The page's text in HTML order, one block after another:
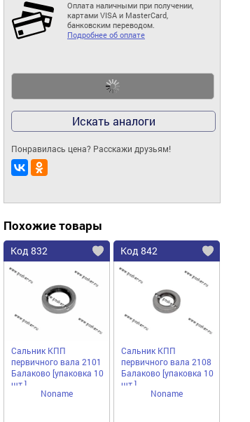
Оплата наличными при получении,
картами VISA и MasterCard,
банковским переводом.
Подробнее об оплате
Искать аналоги
Понравилась цена? Расскажи друзьям!
Похожие товары
Код 832
Сальник КПП
первичного вала 2101
Балаково [упаковка 10
шт.]
Noname
Код 842
Сальник КПП
первичного вала 2108
Балаково [упаковка 10
шт.]
Noname